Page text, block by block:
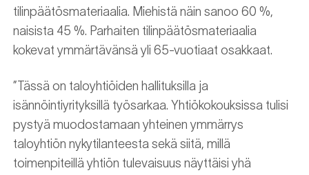
tilinpäätösmateriaalia. Miehistä näin sanoo 60 %,
naisista 45 %. Parhaiten tilinpäätösmateriaalia
kokevat ymmärtävänsä yli 65-vuotiaat osakkaat.
”Tässä on taloyhtiöiden hallituksilla ja
isännöintiyrityksillä työsarkaa. Yhtiökokouksissa tulisi
pystyä muodostamaan yhteinen ymmärrys
taloyhtiön nykytilanteesta sekä siitä, millä
toimenpiteillä yhtiön tulevaisuus näyttäisi yhä